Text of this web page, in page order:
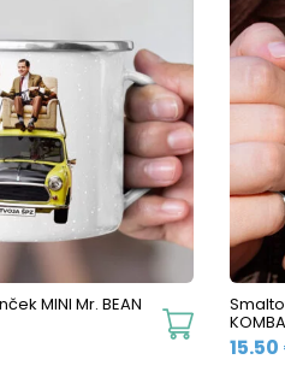
multiple
variants.
The
options
may
be
chosen
product
page
MINI Mr. BEAN
This
product
15.50